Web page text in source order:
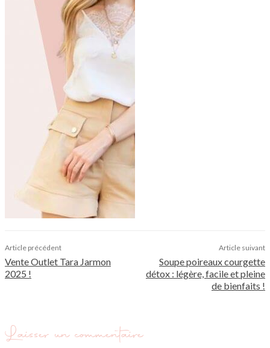
Article précédent
Vente Outlet Tara Jarmon
2025 !
Article suivant
Soupe poireaux courgette
détox : légère, facile et pleine
de bienfaits !
Laisser un commentaire